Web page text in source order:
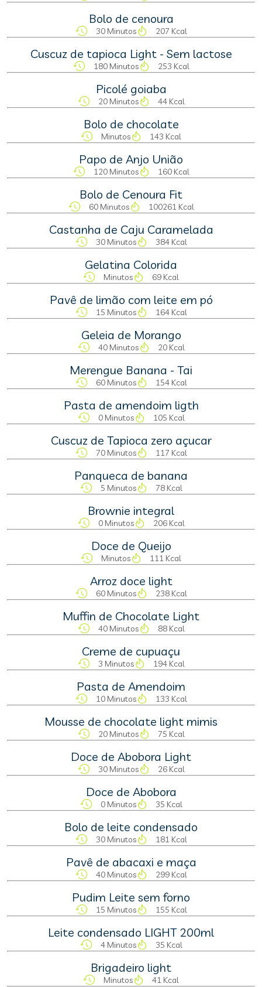
Bolo de cenoura
30 Minutos 207 Kcal
Cuscuz de tapioca Light - Sem lactose
180 Minutos 253 Kcal
Picolé goiaba
20 Minutos 44 Kcal
Bolo de chocolate
Minutos 143 Kcal
Papo de Anjo União
120 Minutos 160 Kcal
Bolo de Cenoura Fit
60 Minutos 100261 Kcal
Castanha de Caju Caramelada
30 Minutos 384 Kcal
Gelatina Colorida
Minutos 69 Kcal
Pavê de limão com leite em pó
15 Minutos 164 Kcal
Geleia de Morango
40 Minutos 20 Kcal
Merengue Banana - Tai
60 Minutos 154 Kcal
Pasta de amendoim ligth
0 Minutos 105 Kcal
Cuscuz de Tapioca zero açucar
70 Minutos 117 Kcal
Panqueca de banana
5 Minutos 78 Kcal
Brownie integral
0 Minutos 206 Kcal
Doce de Queijo
Minutos 111 Kcal
Arroz doce light
60 Minutos 238 Kcal
Muffin de Chocolate Light
40 Minutos 88 Kcal
Creme de cupuaçu
3 Minutos 194 Kcal
Pasta de Amendoim
10 Minutos 133 Kcal
Mousse de chocolate light mimis
20 Minutos 75 Kcal
Doce de Abobora Light
30 Minutos 26 Kcal
Doce de Abobora
0 Minutos 35 Kcal
Bolo de leite condensado
30 Minutos 181 Kcal
Pavê de abacaxi e maça
40 Minutos 299 Kcal
Pudim Leite sem forno
15 Minutos 155 Kcal
Leite condensado LIGHT 200ml
4 Minutos 35 Kcal
Brigadeiro light
Minutos 41 Kcal